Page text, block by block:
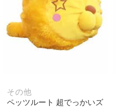
その他
ペッツルート 超でっかいズ